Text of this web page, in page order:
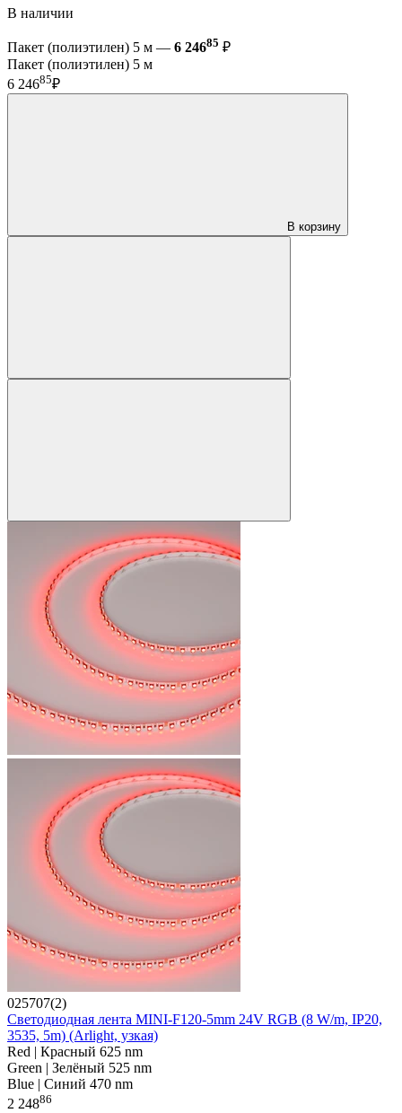
В наличии
Пакет (полиэтилен) 5 м — 6 24685 ₽
Пакет (полиэтилен) 5 м
6 24685₽
В корзину
025707(2)
Светодиодная лента MINI-F120-5mm 24V RGB (8 W/m, IP20,
3535, 5m) (Arlight, узкая)
Red | Красный 625 nm
Green | Зелёный 525 nm
Blue | Синий 470 nm
2 24886